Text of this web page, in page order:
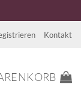
Kontakt